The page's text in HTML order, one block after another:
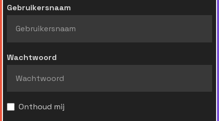
Gebruikersnaam
Wachtwoord
Onthoud mij